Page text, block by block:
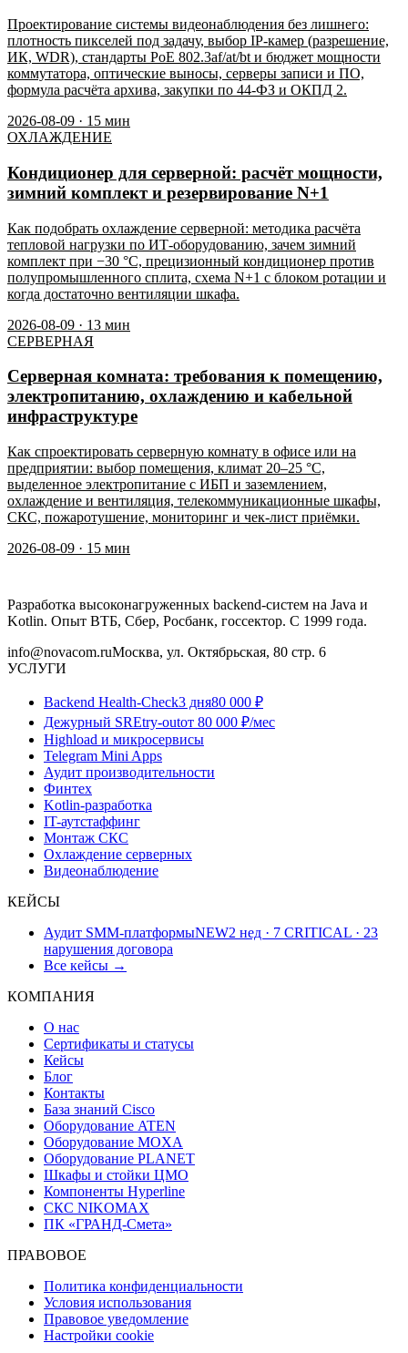
Проектирование системы видеонаблюдения без лишнего:
плотность пикселей под задачу, выбор IP-камер (разрешение,
ИК, WDR), стандарты PoE 802.3af/at/bt и бюджет мощности
коммутатора, оптические выносы, серверы записи и ПО,
формула расчёта архива, закупки по 44-ФЗ и ОКПД 2.
2026-08-09 · 15 мин
ОХЛАЖДЕНИЕ
Кондиционер для серверной: расчёт мощности,
зимний комплект и резервирование N+1
Как подобрать охлаждение серверной: методика расчёта
тепловой нагрузки по ИТ-оборудованию, зачем зимний
комплект при −30 °C, прецизионный кондиционер против
полупромышленного сплита, схема N+1 с блоком ротации и
когда достаточно вентиляции шкафа.
2026-08-09 · 13 мин
СЕРВЕРНАЯ
Серверная комната: требования к помещению,
электропитанию, охлаждению и кабельной
инфраструктуре
Как спроектировать серверную комнату в офисе или на
предприятии: выбор помещения, климат 20–25 °C,
выделенное электропитание с ИБП и заземлением,
охлаждение и вентиляция, телекоммуникационные шкафы,
СКС, пожаротушение, мониторинг и чек-лист приёмки.
2026-08-09 · 15 мин
Разработка высоконагруженных backend-систем на Java и
Kotlin. Опыт ВТБ, Сбер, Росбанк, госсектор. С 1999 года.
info@novacom.ruМосква, ул. Октябрьская, 80 стр. 6
УСЛУГИ
Backend Health-Check3 дня80 000 ₽
Дежурный SREtry-outот 80 000 ₽/мес
Highload и микросервисы
Telegram Mini Apps
Аудит производительности
Финтех
Kotlin-разработка
IT-аутстаффинг
Монтаж СКС
Охлаждение серверных
Видеонаблюдение
КЕЙСЫ
Аудит SMM-платформыNEW2 нед · 7 CRITICAL · 23
нарушения договора
Все кейсы →
КОМПАНИЯ
О нас
Сертификаты и статусы
Кейсы
Блог
Контакты
База знаний Cisco
Оборудование ATEN
Оборудование MOXA
Оборудование PLANET
Шкафы и стойки ЦМО
Компоненты Hyperline
СКС NIKOMAX
ПК «ГРАНД-Смета»
ПРАВОВОЕ
Политика конфиденциальности
Условия использования
Правовое уведомление
Настройки cookie